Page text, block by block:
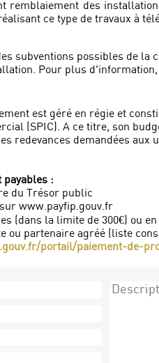
remblaiement des
ce type de travaux à
subventions possibles de la
Pour plus
est géré en régie et
(SPIC). A ce titre, son
redevances demandées aux
payables :
du Trésor public
www.payfip.gouv.fr
(dans la limite de 300€) ou
ou partenaire agréé (liste
portail/paiement-de-